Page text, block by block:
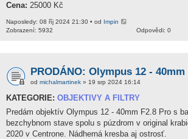
Cena: 25000 Kč
Naposledy: 08 říj 2024 21:30 • od Impin
Odpovědi: 0
Zobrazení: 5932
PRODÁNO: Olympus 12 - 40mm
od michalmartinek » 19 srp 2024 16:14
KATEGORIE: OBJEKTIVY A FILTRY
Predám objektív Olympus 12 - 40mm F2.8 Pro s
bezchybnom stave spolu s púzdrom v original
2020 v Centrone. Nádherná kresba aj ostrosť.